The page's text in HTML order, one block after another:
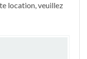
location, veuillez